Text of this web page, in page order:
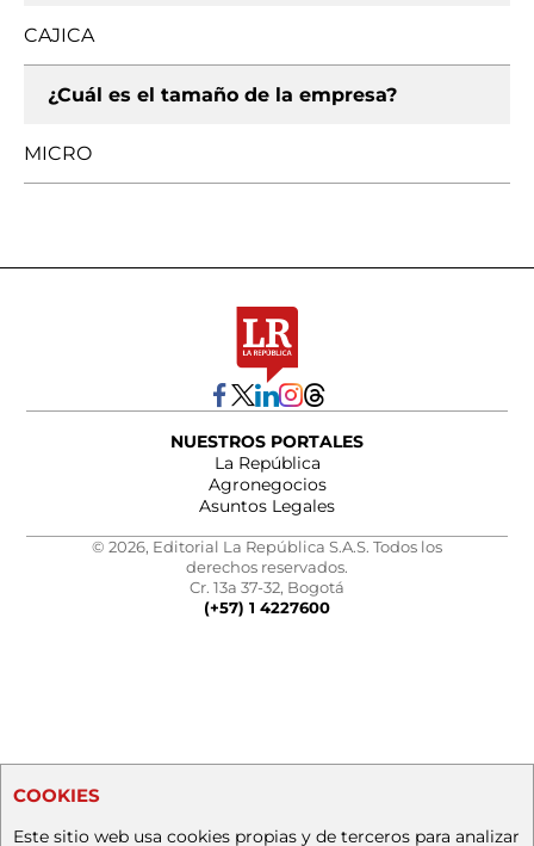
CAJICA
¿Cuál es el tamaño de la empresa?
MICRO
NUESTROS PORTALES
La República
Agronegocios
Asuntos Legales
© 2026, Editorial La República S.A.S. Todos los
derechos reservados.
Cr. 13a 37-32, Bogotá
(+57) 1 4227600
COOKIES
Este sitio web usa cookies propias y de terceros para analizar